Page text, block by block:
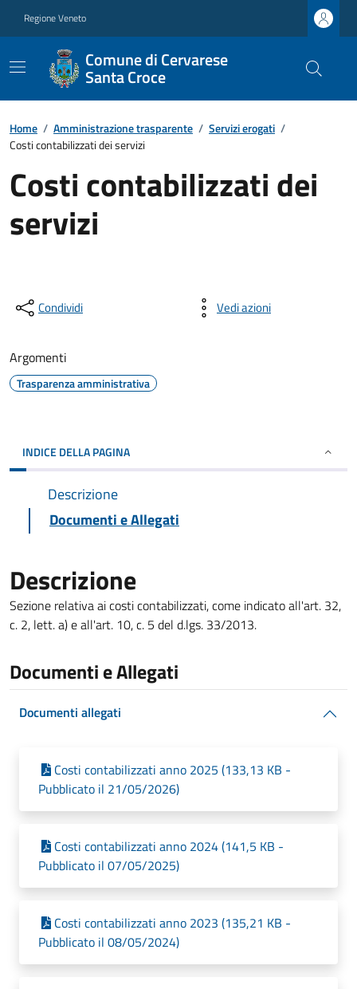
Regione Veneto
Comune di Cervarese
Santa Croce
Home / Amministrazione trasparente / Servizi erogati /
Costi contabilizzati dei servizi
Costi contabilizzati dei
servizi
Condividi Vedi azioni
Argomenti
Trasparenza amministrativa
INDICE DELLA PAGINA
Descrizione
Documenti e Allegati
Descrizione
Sezione relativa ai costi contabilizzati, come indicato all'art. 32,
c. 2, lett. a) e all'art. 10, c. 5 del d.lgs. 33/2013.
Documenti e Allegati
Documenti allegati
Costi contabilizzati anno 2025 (133,13 KB -
Pubblicato il 21/05/2026)
Costi contabilizzati anno 2024 (141,5 KB -
Pubblicato il 07/05/2025)
Costi contabilizzati anno 2023 (135,21 KB -
Pubblicato il 08/05/2024)